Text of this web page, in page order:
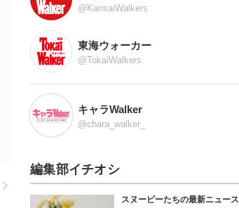
@KansaiWalkers
東海ウォーカー
@TokaiWalkers
キャラWalker
@chara_walker_
編集部イチオシ
スヌーピーたちの最新ニュース